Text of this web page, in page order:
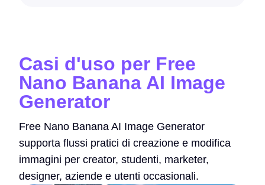
Casi d'uso per Free
Nano Banana AI Image
Generator
Free Nano Banana AI Image Generator
supporta flussi pratici di creazione e modifica
immagini per creator, studenti, marketer,
designer, aziende e utenti occasionali.